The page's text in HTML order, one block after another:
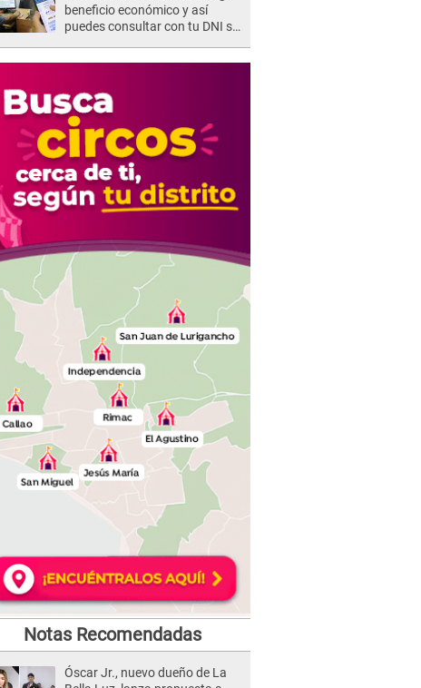
beneficio económico y así
puedes consultar con tu DNI si
Notas Recomendadas
Óscar Jr., nuevo dueño de La